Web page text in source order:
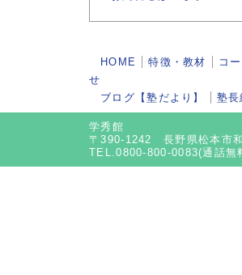
HOME 特徴・教材 コ
せ
ブログ【塾だより】
塾長
学秀館
〒390-1242 長野県松本市
TEL.0800-800-0083(通話無